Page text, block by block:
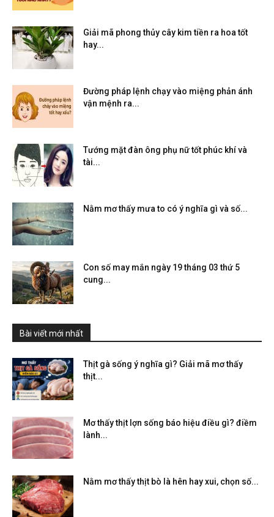
Giải mã phong thủy cây kim tiền ra hoa tốt
hay...
Đường pháp lệnh chạy vào miệng phản ánh
vận mệnh ra...
Tướng mặt đàn ông phụ nữ tốt phúc khí và
tài...
Nằm mơ thấy mưa to có ý nghĩa gì và số...
Con số may mắn ngày 19 tháng 03 thứ 5
cung...
Bài viết mới nhất
Thịt gà sống ý nghĩa gì? Giải mã mơ thấy
thịt...
Mơ thấy thịt lợn sống báo hiệu điều gì? điềm
lành...
Nằm mơ thấy thịt bò là hên hay xui, chọn số...